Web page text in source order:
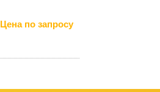
Цена по запросу